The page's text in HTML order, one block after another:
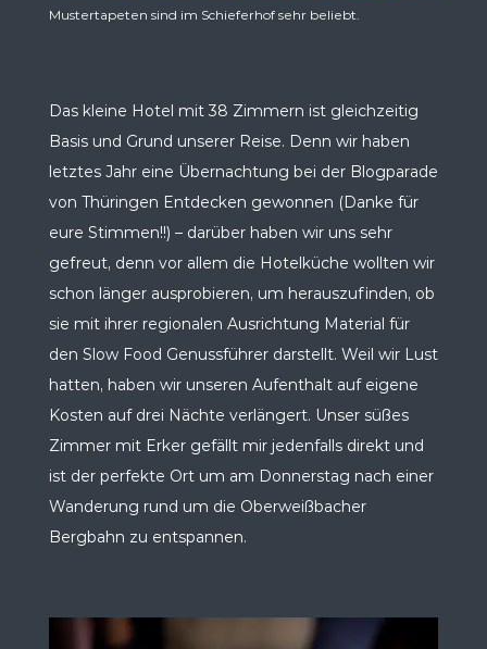
Mustertapeten sind im Schieferhof sehr beliebt.
Das kleine Hotel mit 38 Zimmern ist gleichzeitig
Basis und Grund unserer Reise. Denn wir haben
letztes Jahr eine Übernachtung bei der Blogparade
von Thüringen Entdecken gewonnen (Danke für
eure Stimmen!!) – darüber haben wir uns sehr
gefreut, denn vor allem die Hotelküche wollten wir
schon länger ausprobieren, um herauszufinden, ob
sie mit ihrer regionalen Ausrichtung Material für
den Slow Food Genussführer darstellt. Weil wir Lust
hatten, haben wir unseren Aufenthalt auf eigene
Kosten auf drei Nächte verlängert. Unser süßes
Zimmer mit Erker gefällt mir jedenfalls direkt und
ist der perfekte Ort um am Donnerstag nach einer
Wanderung rund um die Oberweißbacher
Bergbahn zu entspannen.